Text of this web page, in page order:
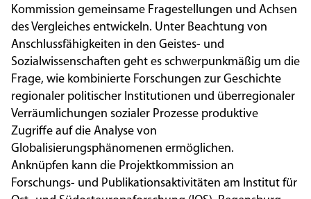
Kommission gemeinsame Fragestellungen und Achsen
des Vergleiches entwickeln. Unter Beachtung von
Anschlussfähigkeiten in den Geistes- und
Sozialwissenschaften geht es schwerpunkmäßig um die
Frage, wie kombinierte Forschungen zur Geschichte
regionaler politischer Institutionen und überregionaler
Verräumlichungen sozialer Prozesse produktive
Zugriffe auf die Analyse von
Globalisierungsphänomenen ermöglichen.
Anknüpfen kann die Projektkommission an
Forschungs- und Publikationsaktivitäten am Institut für